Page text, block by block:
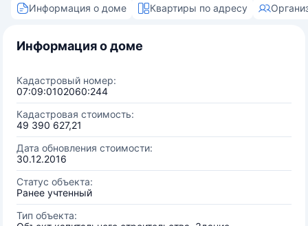
Информация о доме Квартиры по адресу
Информация о доме
Кадастровый номер:
07:09:0102060:244
Кадастровая стоимость:
49 390 627,21
Дата обновления стоимости:
30.12.2016
Статус объекта:
Ранее учтенный
Тип объекта: